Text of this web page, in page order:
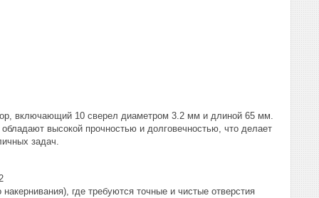
включающий 10 сверел диаметром 3.2 мм и длиной 65 мм.
высокой прочностью и долговечностью, что делает
задач.
где требуются точные и чистые отверстия